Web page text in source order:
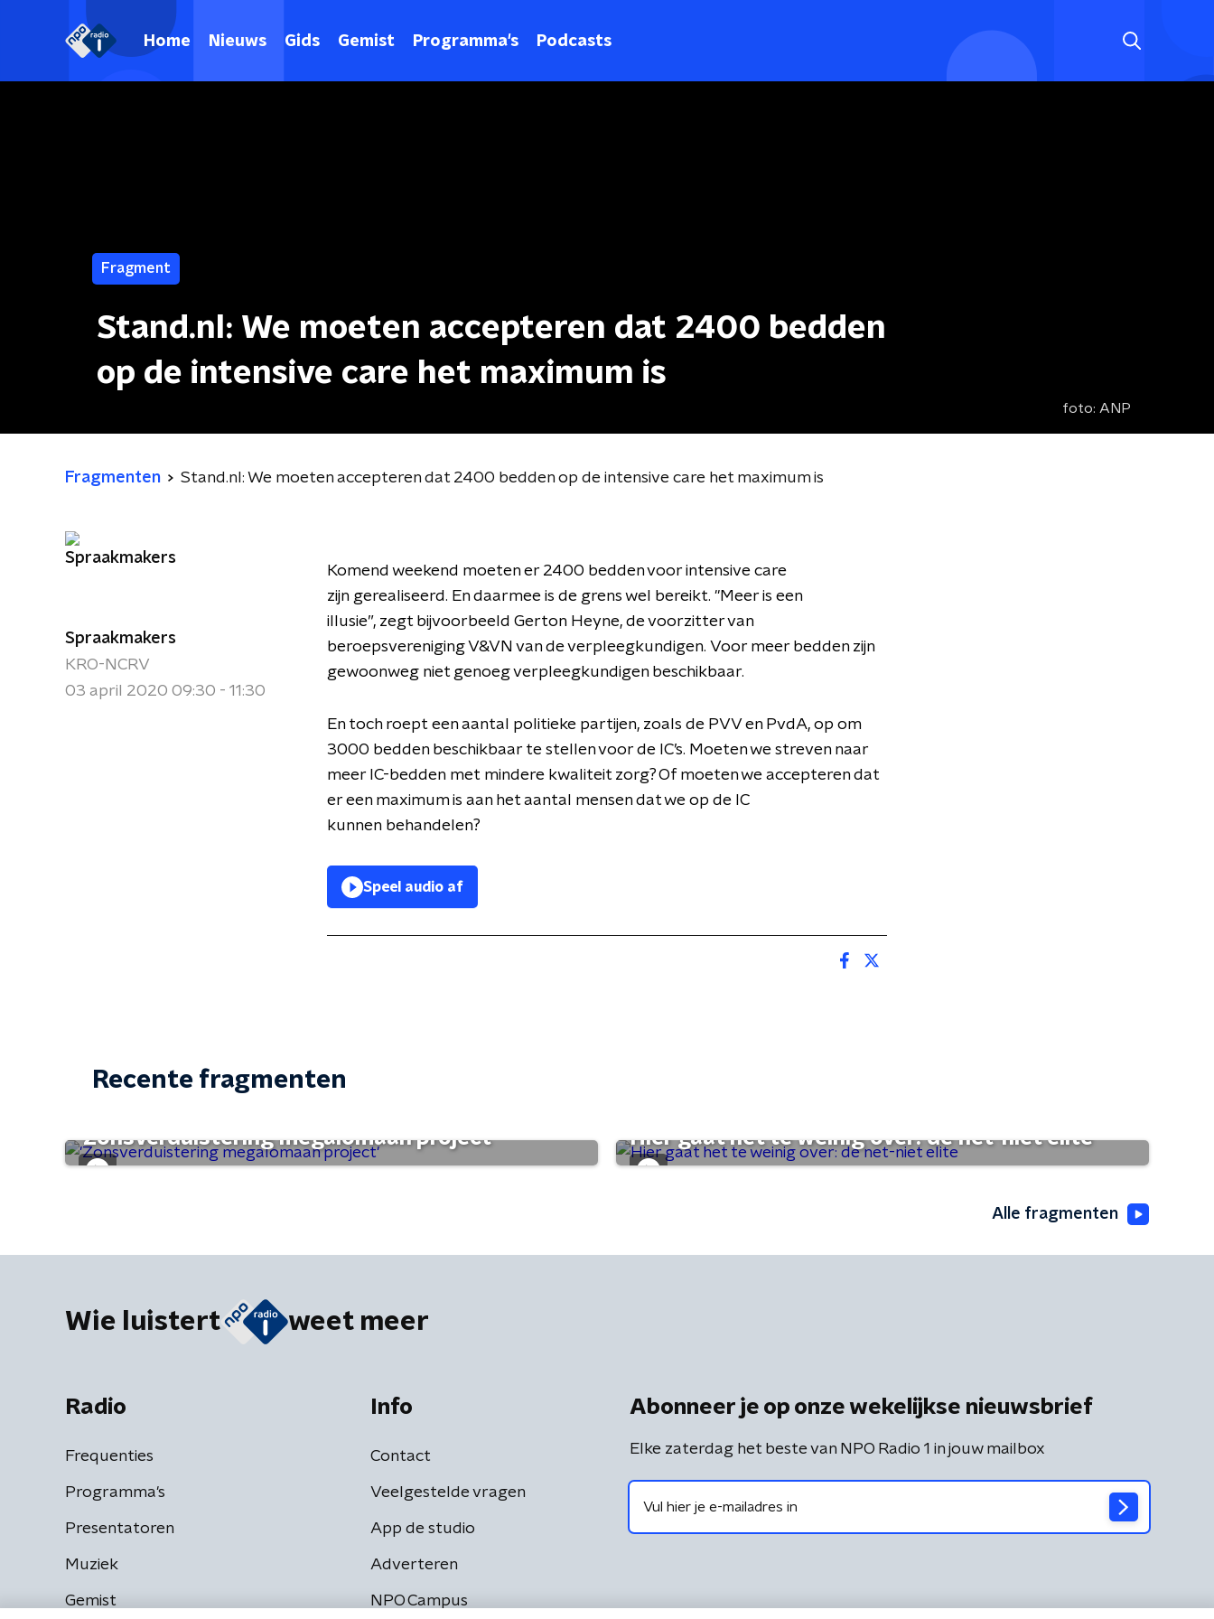
Home Nieuws Gids Gemist Programma's Podcasts
Fragment
Stand.nl: We moeten accepteren dat 2400 bedden
op de intensive care het maximum is
foto: ANP
Fragmenten Stand.nl: We moeten accepteren dat 2400 bedden op de intensive care het maximum is
Spraakmakers
KRO-NCRV
03 april 2020 09:30 - 11:30
Komend weekend moeten er 2400 bedden voor intensive care
zijn gerea liseerd. En daarmee is de grens wel bereikt. "Meer is een
illusie”, zegt bijvoorbeeld Gerton Heyne, de voorzitter van
beroepsvereniging V&VN van de verpleegkundigen. Voor meer bedden zijn
gewoonweg niet genoeg verpleegkundigen beschikbaar.
En toch roept een aantal politieke partijen, zoals de PVV en PvdA, op om
3000 bedden beschikbaar te stellen voor de IC’s. Moeten we streven naar
meer IC-bedden met mindere kwaliteit zorg? Of moeten we accepteren dat
er een maximum is aan het aantal mensen dat we op de IC
kunnen behandelen?
Speel audio af
Recente fragmenten
'Zonsverduistering megalomaan project' Hier gaat het te weinig over: de net-niet elite
Alle fragmenten
Wie luistert weet meer
Radio
Frequenties
Programma's
Presentatoren
Muziek
Gemist
Info
Contact
Veelgestelde vragen
App de studio
Adverteren
NPO Campus
Abonneer je op onze wekelijkse nieuwsbrief
Elke zaterdag het beste van NPO Radio 1 in jouw mailbox